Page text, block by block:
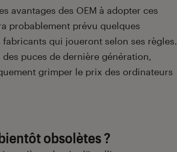
avantages des OEM à adopter ces
probablement prévu quelques
qui joueront selon ses règles.
puces de dernière génération,
grimper le prix des ordinateurs
obsolètes ?